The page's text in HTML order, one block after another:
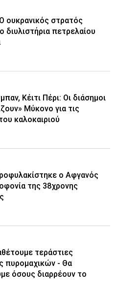
ουκρανικός στρατός
διυλιστήρια πετρελαίου
Κέιτι Πέρι: Οι διάσημοι
Μύκονο για τις
καλοκαιριού
ο Αφγανός
της 38χρονης
τεράστιες
πυρομαχικών - Θα
όσους διαρρέουν το